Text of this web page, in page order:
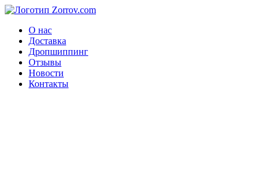
О нас
Доставка
Дропшиппинг
Отзывы
Новости
Контакты